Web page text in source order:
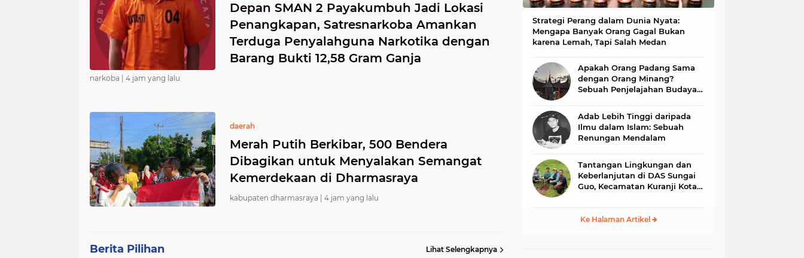
Depan SMAN 2 Payakumbuh Jadi Lokasi
Penangkapan, Satresnarkoba Amankan
Terduga Penyalahguna Narkotika dengan
Barang Bukti 12,58 Gram Ganja
narkoba | 4 jam yang lalu
daerah
Merah Putih Berkibar, 500 Bendera
Dibagikan untuk Menyalakan Semangat
Kemerdekaan di Dharmasraya
kabupaten dharmasraya | 4 jam yang lalu
Berita Pilihan Lihat Selengkapnya
Strategi Perang dalam Dunia Nyata:
Mengapa Banyak Orang Gagal Bukan
karena Lemah, Tapi Salah Medan
Apakah Orang Padang Sama
dengan Orang Minang?
Sebuah Penjelajahan Budaya
Adab Lebih Tinggi daripada
Ilmu dalam Islam: Sebuah
Renungan Mendalam
Tantangan Lingkungan dan
Keberlanjutan di DAS Sungai
Guo, Kecamatan Kuranji Kota
Ke Halaman Artikel